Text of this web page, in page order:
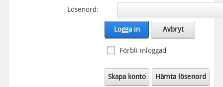
Lösenord:
Logga in Avbryt
Förbli inloggad
Skapa konto Hämta lösenord